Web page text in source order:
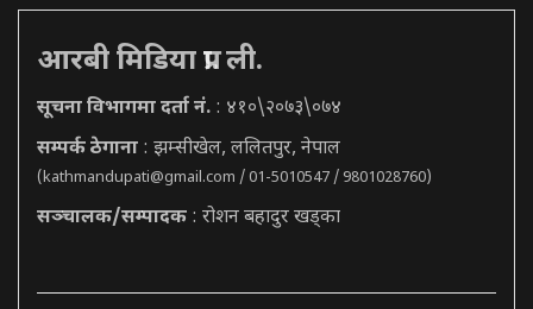
आरबी मिडिया प्रा. ली.
सूचना विभागमा दर्ता नं. : ४१०\२०७३\०७४
सम्पर्क ठेगाना : झम्सीखेल, ललितपुर, नेपाल
(kathmandupati@gmail.com / 01-5010547 / 9801028760)
सञ्चालक/सम्पादक : रोशन बहादुर खड्का